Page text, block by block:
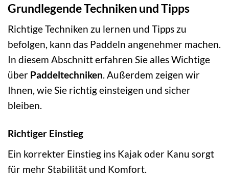
Grundlegende Techniken und Tipps
Richtige Techniken zu lernen und Tipps zu
befolgen, kann das Paddeln angenehmer machen.
In diesem Abschnitt erfahren Sie alles Wichtige
über Paddeltechniken. Außerdem zeigen wir
Ihnen, wie Sie richtig einsteigen und sicher
bleiben.
Richtiger Einstieg
Ein korrekter Einstieg ins Kajak oder Kanu sorgt
für mehr Stabilität und Komfort.